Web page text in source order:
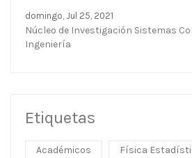
domingo, Jul 25, 2021
Núcleo de Investigación Sistemas
Ingeniería
Etiquetas
Académicos
Física